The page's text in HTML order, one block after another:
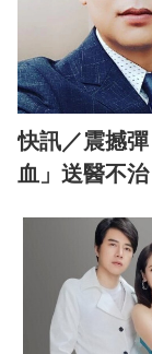
快訊／震撼
血」送醫不治